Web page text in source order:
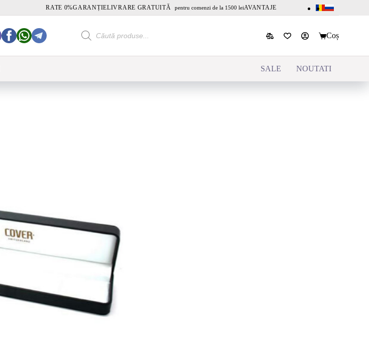
RATE 0%GARANȚIELIVRARE GRATUITĂ pentru comenzi de la 1500 leiAVANTAJE
Products
search
Coș
SALE NOUTATI